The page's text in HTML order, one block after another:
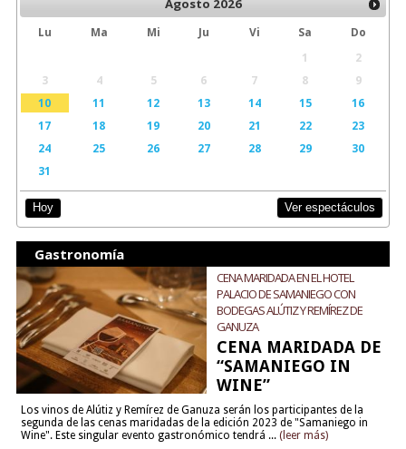
Agosto 2026
Lu Ma Mi Ju Vi Sa
Do
1
2
3
4 5 6 7 8
9
10
11 12 13 14 15
16
17
18 19 20 21 22
23
24
25 26 27 28 29
30
31
Hoy Ver espectáculos
Gastronomía
CENA MARIDADA EN EL HOTEL
PALACIO DE SAMANIEGO CON
BODEGAS ALÚTIZ Y REMÍREZ DE
GANUZA
CENA MARIDADA DE
“SAMANIEGO IN
WINE”
Los vinos de Alútiz y Remírez de Ganuza serán los participantes de la
segunda de las cenas maridadas de la edición 2023 de "Samaniego in
Wine". Este singular evento gastronómico tendrá ... (leer más)